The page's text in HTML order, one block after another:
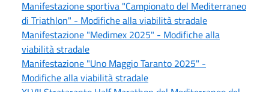
Manifestazione sportiva "Campionato del Mediterraneo
di Triathlon" - Modifiche alla viabilità stradale
Manifestazione "Medimex 2025" - Modifiche alla
viabilità stradale
Manifestazione "Uno Maggio Taranto 2025" -
Modifiche alla viabilità stradale